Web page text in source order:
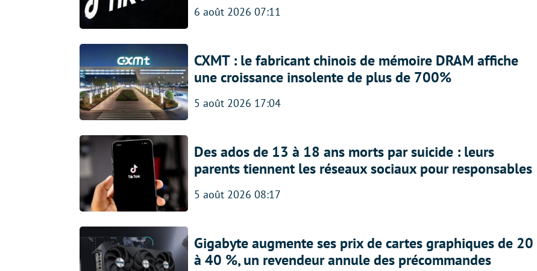
6 août 2026 07:11
CXMT : le fabricant chinois de mémoire DRAM affiche
une croissance insolente de plus de 700%
5 août 2026 17:04
Des ados de 13 à 18 ans morts par suicide : leurs
parents tiennent les réseaux sociaux pour responsables
5 août 2026 08:17
Gigabyte augmente ses prix de cartes graphiques de 20
à 40 %, un revendeur annule des précommandes